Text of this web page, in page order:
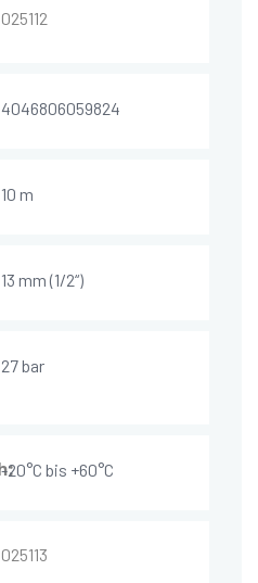
025112
4046806059824
10 m
13 mm (1/2“)
27 bar
-20°C bis +60°C
025113